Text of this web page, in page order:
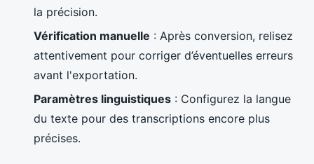
la précision.
Vérification manuelle : Après conversion, relisez
attentivement pour corriger d’éventuelles erreurs
avant l'exportation.
Paramètres linguistiques : Configurez la langue
du texte pour des transcriptions encore plus
précises.